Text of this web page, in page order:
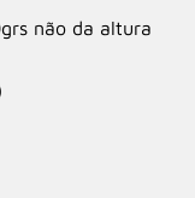
não da altura